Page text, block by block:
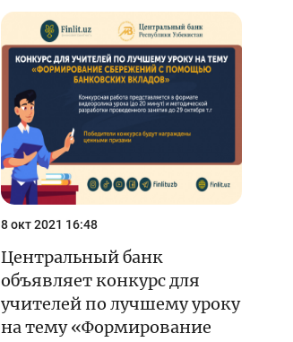
8 окт 2021 16:48
Центральный банк
объявляет конкурс для
учителей по лучшему уроку
на тему «Формирование